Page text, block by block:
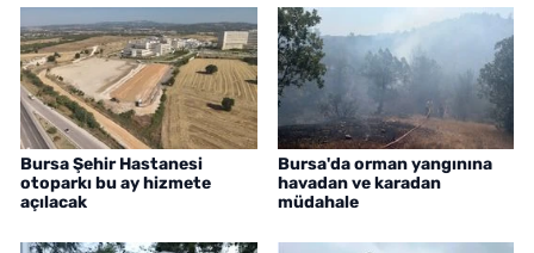
Bursa Şehir Hastanesi
otoparkı bu ay hizmete
açılacak
Bursa'da orman yangınına
havadan ve karadan
müdahale